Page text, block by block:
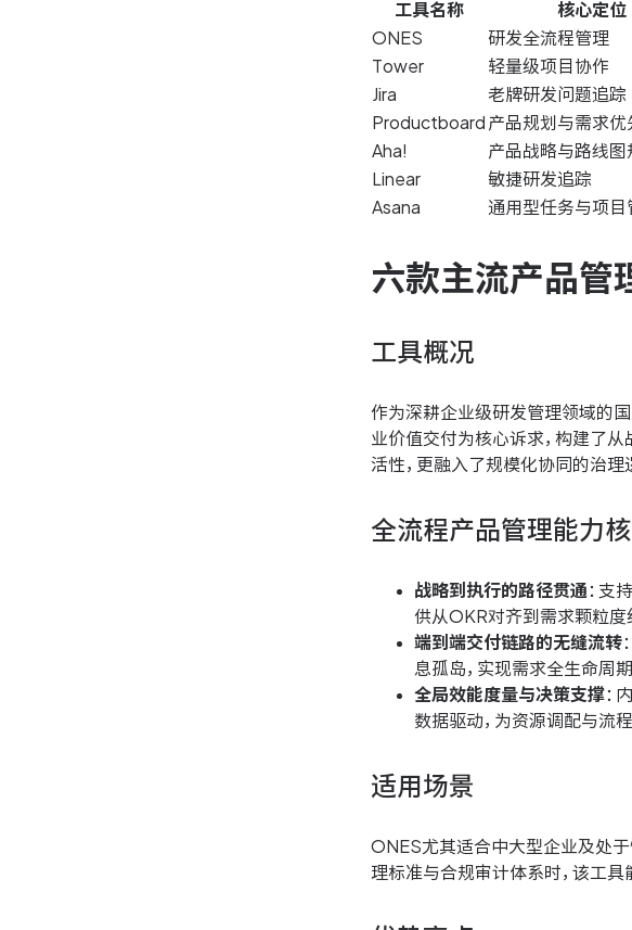
工具名称 核心定位
ONES
研发全流程管理
Tower
轻量级项目协作
Jira
老牌研发问题追踪
Productboard 产品规划与需求优
Aha!
产品战略与路线图
Linear
敏捷研发追踪
Asana
通用型任务与项目
六款主流产品管
工具概况
作为深耕企业级研发管理领域的国
业价值交付为核心诉求，构建了
活性，更融入了规模化协同的治理
全流程产品管理能力
战略到执行的路径贯通 ：支
供从OKR对齐到需求颗粒度
端到端交付链路的无缝流转
息孤岛，实现需求全生命周
全局效能度量与决策支撑：
数据驱动，为资源调配与流
适用场景
ONES尤其适合中大型企业及处
理标准与合规审计体系时，该工